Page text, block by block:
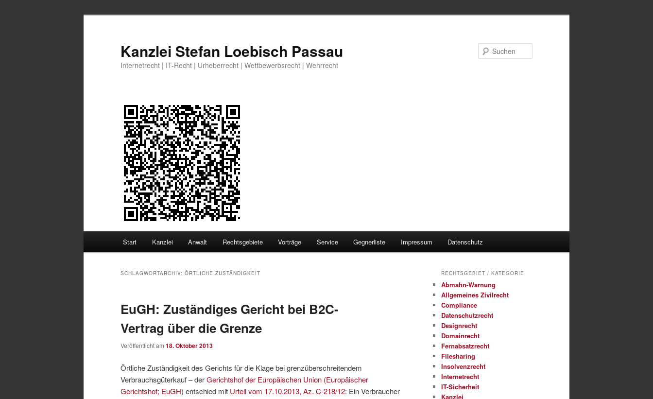
Kanzlei Stefan Loebisch Passau
Internetrecht | IT-Recht | Urheberrecht | Wettbewerbsrecht | Wehrrecht
Start Kanzlei Anwalt Rechtsgebiete Vorträge Service Gegnerliste Impressum Datenschutz
SCHLAGWORTARCHIV: ÖRTLICHE ZUSTÄNDIGKEIT
EuGH: Zuständiges Gericht bei B2C-
Vertrag über die Grenze
Veröffentlicht am 18. Oktober 2013
Örtliche Zuständigkeit des Gerichts für die Klage bei grenzüberschreitendem
Verbrauchsgüterkauf – derGerichtshof der Europäischen Union (Europäischer
Gerichtshof; EuGH) entschied mit Urteil vom 17.10.2013, Az. C-218/12: Ein Verbraucher
RECHTSGEBIET / KATEGORIE
Abmahn-Warnung
Allgemeines Zivilrecht
Compliance
Datenschutzrecht
Designrecht
Domainrecht
Fernabsatzrecht
Filesharing
Insolvenzrecht
Internetrecht
IT-Sicherheit
Kanzlei